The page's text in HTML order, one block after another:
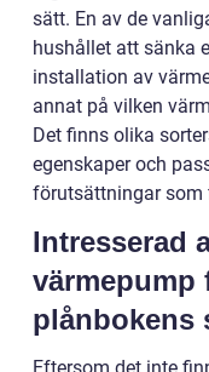
sätt. En av de
hushållet att sänka
installation av
annat på vilken
Det finns olika
egenskaper och
förutsättningar som
Intresserad
plånbokens